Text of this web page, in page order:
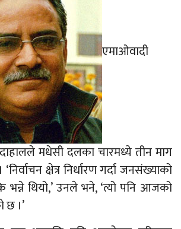
एमाओवादी
मधेसी दलका चारमध्ये तीन माग
क्षेत्र निर्धारण गर्दा जनसंख्याको
थियो,’ उनले भने, ‘त्यो पनि आजको
छ ।’